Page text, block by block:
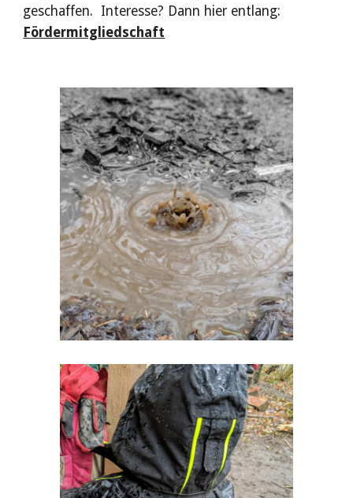
geschaffen. Interesse? Dann hier entlang:
Fördermitgliedschaft